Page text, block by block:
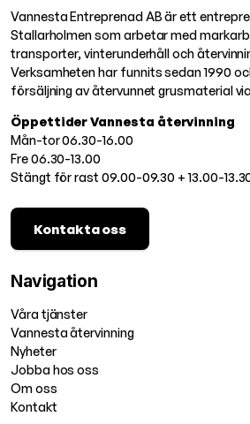
Vannesta Entreprenad AB är ett
Stallarholmen som arbetar med
transporter, vinterunderhåll och
Verksamheten har funnits sedan 1990
försäljning av återvunnet grusmaterial
Öppettider Vannesta återvinning
Mån-tor 06.30-16.00
Fre 06.30-13.00
Stängt för rast 09.00-09.30 + 13.00-
Kontakta oss
Navigation
Våra tjänster
Vannesta återvinning
Nyheter
Jobba hos oss
Om oss
Kontakt